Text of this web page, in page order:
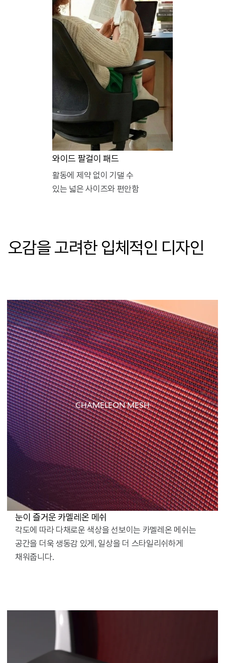
와이드 팔걸이 패드
활동에 제약 없이 기댈 수
있는 넓은 사이즈와 편안함
오감을 고려한 입체적인 디자인
CHAMELEON MESH
눈이 즐거운 카멜레온 메쉬
각도에 따라 다채로운 색상을 선보이는 카멜레온 메쉬는
공간을 더욱 생동감 있게, 일상을 더 스타일리쉬하게
채워줍니다.